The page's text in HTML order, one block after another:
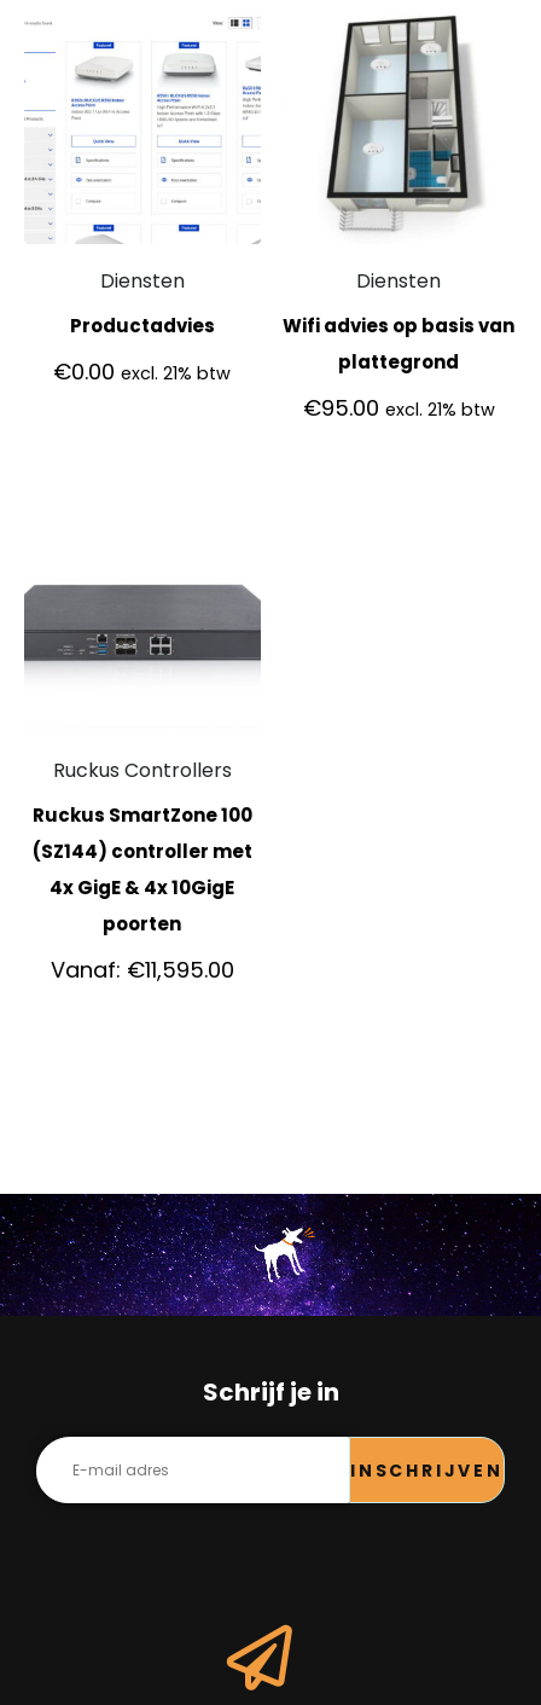
Diensten
Productadvies
€0.00 excl. 21% btw
Diensten
Wifi advies op basis van
plattegrond
€95.00 excl. 21% btw
Ruckus Controllers
Ruckus SmartZone 100
(SZ144) controller met
4x GigE & 4x 10GigE
poorten
Vanaf: €11,595.00
Schrijf je in
INSCHRIJVEN